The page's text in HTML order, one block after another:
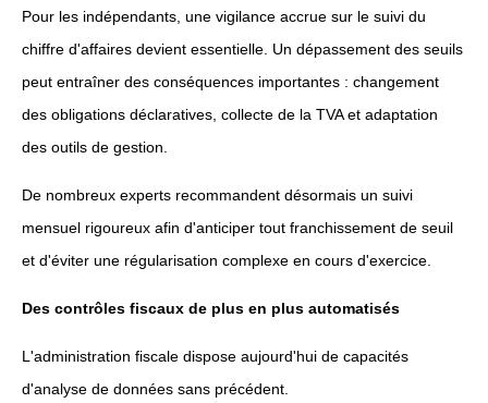
Pour les indépendants, une vigilance accrue sur le suivi du
chiffre d'affaires devient essentielle. Un dépassement des seuils
peut entraîner des conséquences importantes : changement
des obligations déclaratives, collecte de la TVA et adaptation
des outils de gestion.
De nombreux experts recommandent désormais un suivi
mensuel rigoureux afin d'anticiper tout franchissement de seuil
et d'éviter une régularisation complexe en cours d'exercice.
Des contrôles fiscaux de plus en plus automatisés
L'administration fiscale dispose aujourd'hui de capacités
d'analyse de données sans précédent.